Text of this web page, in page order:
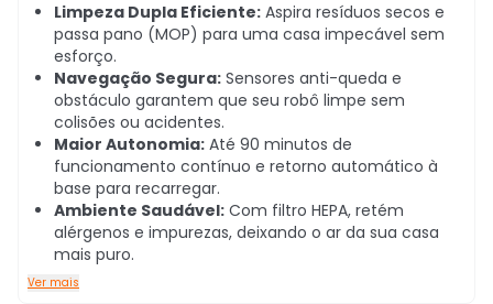
Limpeza Dupla Eficiente: Aspira resíduos secos e
passa pano (MOP) para uma casa impecável sem
esforço.
Navegação Segura: Sensores anti-queda e
obstáculo garantem que seu robô limpe sem
colisões ou acidentes.
Maior Autonomia: Até 90 minutos de
funcionamento contínuo e retorno automático à
base para recarregar.
Ambiente Saudável: Com filtro HEPA, retém
alérgenos e impurezas, deixando o ar da sua casa
mais puro.
Ver mais